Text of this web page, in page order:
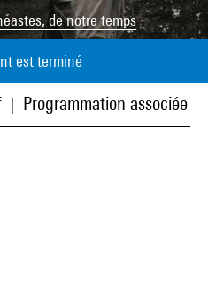
de notre temps
est terminé
Programmation associée